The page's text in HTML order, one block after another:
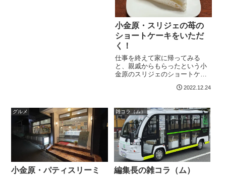
小金原・スリジェの苺の
ショートケーキをいただ
く！
仕事を終えて家に帰ってみる
と、親戚からもらったという小
金原のスリジェのショートケー
ョートケーキ（スリジェ）しっ
にふわふわのクリーム。高級感
がありますね。しかしうちの親
戚みんなスリジェが...
2022.12.24
グルメ
小金原・パティスリーミ
雑コラ（ム）
編集長の雑コラ（ム）